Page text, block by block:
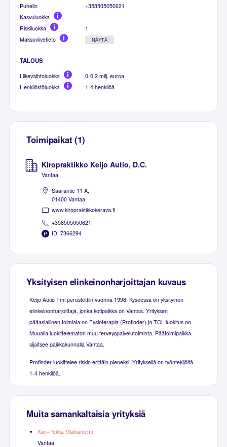
Puhelin
+358505050621
Kasvuluokka
Riskiluokka
1
Maksuviivetieto
NÄYTÄ
TALOUS
Liikevaihtoluokka
0-0.2 milj. euroa
Henkilöstöluokka
1-4 henkilöä
Toimipaikat (1)
Kiropraktikko Keijo Autio, D.C.
Vantaa
Saarantie 11 A,
01400 Vantaa
www.kiropraktikkokerava.fi
+358505050621
ID: 7366294
Yksityisen elinkeinonharjoittajan kuvaus
Keijo Autio Tmi perustettiin vuonna 1998. Kyseessä on yksityinen
elinkeinonharjoittaja, jonka kotipaikka on Vantaa. Yrityksen
pääasiallinen toimiala on Fysioterapia (Profinder) ja TOL-luokitus on
Muualla luokittelematon muu terveyspalvelutoiminta. Päätoimipaikka
sijaitsee paikkakunnalla Vantaa.
Profinder luokittelee riskin erittäin pieneksi. Yrityksellä on työntekijöitä
1-4 henkilöä.
Muita samankaltaisia yrityksiä
Kari-Pekka Mäihäniemi
Vantaa